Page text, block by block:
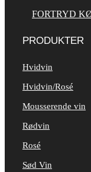
FORTRYD
PRODUKTER
Hvidvin
Hvidvin/Rosé
Mousserende vin
Rødvin
Rosé
Sød Vin